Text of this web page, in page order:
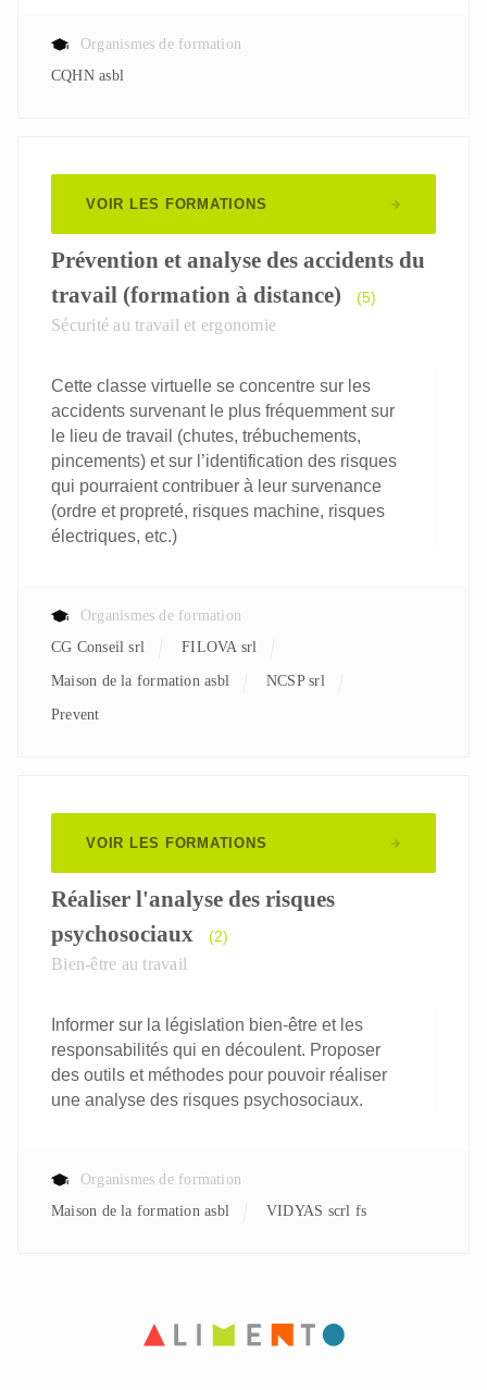
Organismes de formation
CQHN asbl
VOIR LES FORMATIONS
Prévention et analyse des accidents du
travail (formation à distance)
(5)
Sécurité au travail et ergonomie
Cette classe virtuelle se concentre sur les
accidents survenant le plus fréquemment sur
le lieu de travail (chutes, trébuchements,
pincements) et sur l’identification des risques
qui pourraient contribuer à leur survenance
(ordre et propreté, risques machine, risques
électriques, etc.)
Organismes de formation
CG Conseil srl
FILOVA srl
Maison de la formation asbl NCSP srl
Prevent
VOIR LES FORMATIONS
Réaliser l'analyse des risques
psychosociaux
(2)
Bien-être au travail
Informer sur la législation bien-être et les
responsabilités qui en découlent. Proposer
des outils et méthodes pour pouvoir réaliser
une analyse des risques psychosociaux.
Organismes de formation
Maison de la formation asbl
VIDYAS scrl fs